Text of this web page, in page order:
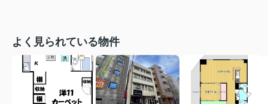
よく見られている物件